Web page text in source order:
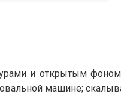
и открытым
машине;